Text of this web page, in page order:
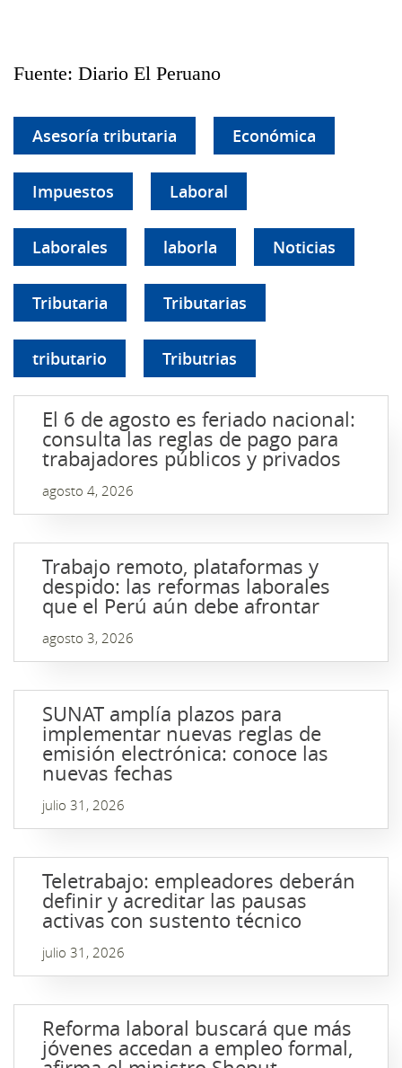
Fuente: Diario El Peruano
Asesoría tributaria Económica
Impuestos Laboral
Laborales laborla Noticias
Tributaria Tributarias
tributario Tributrias
El 6 de agosto es feriado nacional:
consulta las reglas de pago para
trabajadores públicos y privados
agosto 4, 2026
Trabajo remoto, plataformas y
despido: las reformas laborales
que el Perú aún debe afrontar
agosto 3, 2026
SUNAT amplía plazos para
implementar nuevas reglas de
emisión electrónica: conoce las
nuevas fechas
julio 31, 2026
Teletrabajo: empleadores deberán
definir y acreditar las pausas
activas con sustento técnico
julio 31, 2026
Reforma laboral buscará que más
jóvenes accedan a empleo formal,